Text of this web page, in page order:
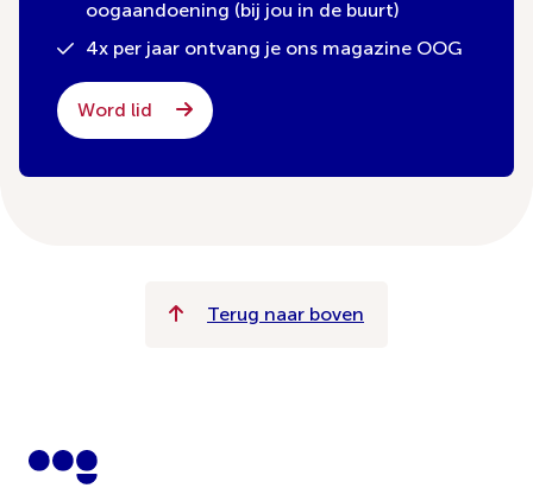
oogaandoening (bij jou in de buurt)
4x per jaar ontvang je ons magazine OOG
Word lid
Terug naar boven